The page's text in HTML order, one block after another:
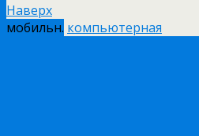
Наверх
мобильн. компьютерная